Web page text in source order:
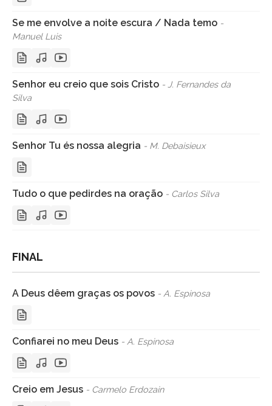
Se me envolve a noite escura / Nada temo -
Manuel Luis
Senhor eu creio que sois Cristo - J. Fernandes da
Silva
Senhor Tu és nossa alegria - M. Debaisieux
Tudo o que pedirdes na oração - Carlos Silva
FINAL
A Deus dêem graças os povos - A. Espinosa
Confiarei no meu Deus - A. Espinosa
Creio em Jesus - Carmelo Erdozain